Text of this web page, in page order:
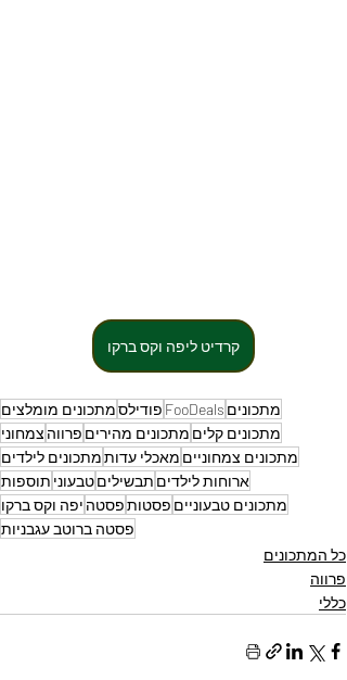
קרדיט ליפה וקס ברקו
מתכונים FooDeals פודילסמתכונים מומלצים
מתכונים קלים מתכונים מהירים פרווה צמחוני
מתכונים צמחוניים מאכלי עדותמתכונים לילדים
ארוחות לילדים תבשיליםטבעוני תוספות
מתכונים טבעוניים פסטותפסטה יפה וקס ברקו
פסטה ברוטב עגבניות
כל המתכונים
פרווה
כללי